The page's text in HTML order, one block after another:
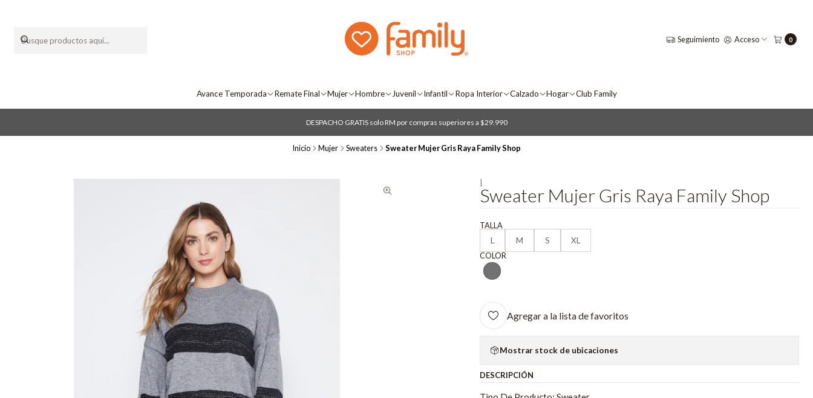
Seguimiento Acceso 0
Avance Temporada Remate Final Mujer Hombre Juvenil Infantil Ropa Interior Calzado Hogar Club Family
DESPACHO GRATIS solo RM por compras superiores a $29.990
Inicio Mujer Sweaters Sweater Mujer Gris Raya Family Shop
Sweater Mujer Gris Raya Family Shop
TALLA
L
M S
XL
COLOR
Agregar a la lista de favoritos
Mostrar stock de ubicaciones
DESCRIPCIÓN